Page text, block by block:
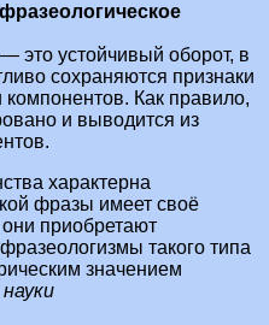
это устойчивый оборот, в
сохраняются признаки
компонентов. Как правило,
и выводится из
характерна
фразы имеет своё
приобретают
такого типа
значением